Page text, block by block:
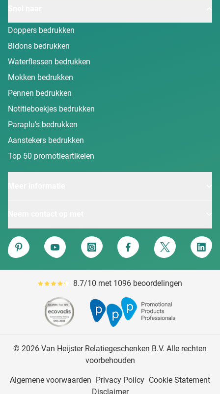
Doppers bedrukken
Bidons bedrukken
Waterflessen bedrukken
Mokken bedrukken
Pennen bedrukken
Notitieboekjes bedrukken
Paraplu's bedrukken
Aanstekers bedrukken
Top 50 promotieartikelen
Van Heijster
Pinterest
YouTube Instagram Facebook Twitter
Gemiddeld reviewpercentage is 87
8.7/10 met 1096 beoordelingen
© 2026 Van Heijster Relatiegeschenken B.V. Alle rechten
voorbehouden
Algemene voorwaarden Privacy Policy Cookie Statement
Disclaimer